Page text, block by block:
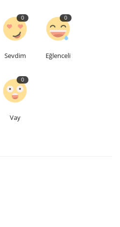
0
Sevdim
0
Eğlenceli
0
Vay